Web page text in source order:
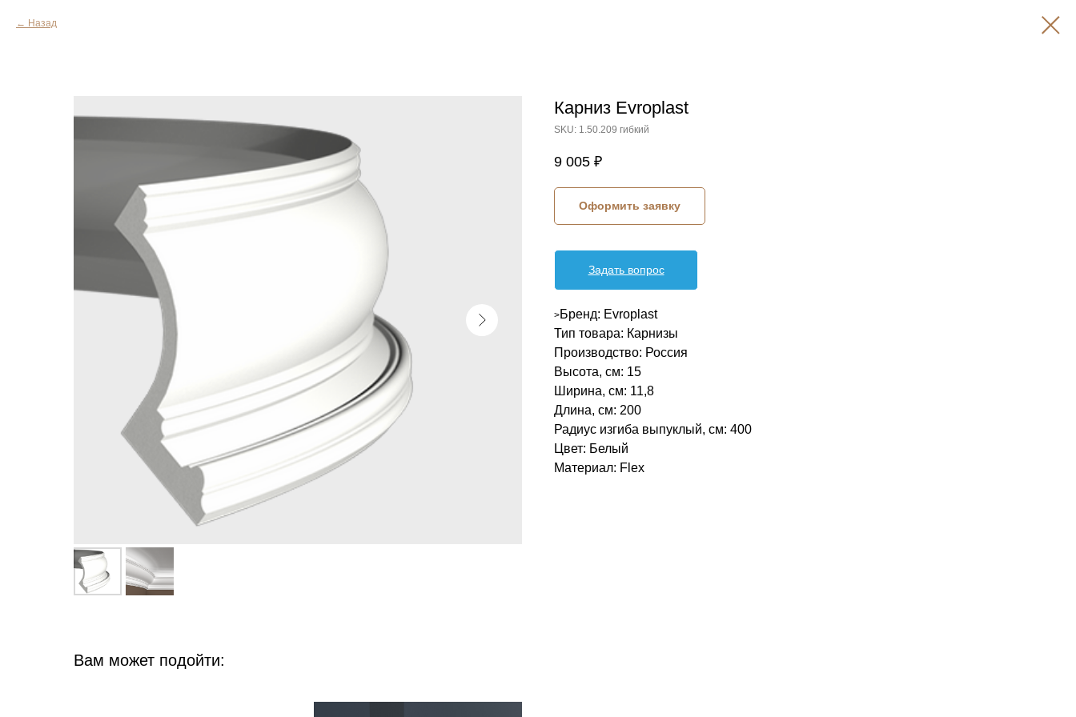
Назад
Карниз Evroplast
SKU: 1.50.209 гибкий
9 005 ₽
Оформить заявку
Задать вопрос
>Бренд: Evroplast
Тип товара: Карнизы
Производство: Россия
Высота, см: 15
Ширина, см: 11,8
Длина, см: 200
Радиус изгиба выпуклый, см: 400
Цвет: Белый
Материал: Flex
Вам может подойти: